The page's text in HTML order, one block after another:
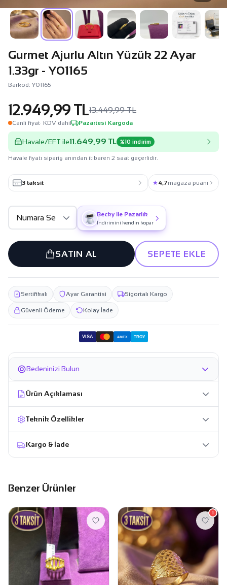
Gurmet Ajurlu Altın Yüzük 22 Ayar
1.33gr - Y01165
Barkod: Y01165
12.949,99 TL13.449,99 TL
Canli fiyat· KDV dahil Pazartesi Kargoda
Havale/EFT ile11.649,99 TL %10 indirim
Havale fiyatı sipariş anından itibaren 2 saat geçerlidir.
3 taksit · ★4,7mağaza puanı
Becky ile Pazarlık
İndirimini kendin kopar
SATIN AL SEPETE EKLE
Sertifikalı Ayar Garantisi Sigortalı Kargo
Güvenli Ödeme Kolay İade
VISA AMEX TROY
Bedeninizi Bulun
Ürün Açıklaması
Teknik Özellikler
Kargo & İade
Benzer Ürünler
1